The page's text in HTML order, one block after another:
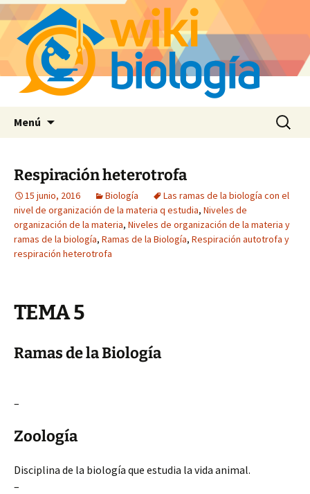
Menú Buscar:
Respiración heterotrofa
15 junio, 2016 Biología
Las ramas de la biología con el
nivel de organización de la materia q estudia, Niveles de
organización de la materia, Niveles de organización de la materia y
ramas de la biología, Ramas de la Biología, Respiración autotrofa y
respiración heterotrofa
TEMA 5
Ramas de la Biología
–
Zoología
Disciplina de la biología que estudia la vida animal.
–